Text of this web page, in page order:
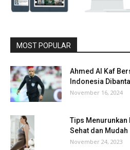
MOST POPULAR
Ahmed Al Kaf
Indonesia
November 16, 2024
Tips Menurunkan
Sehat dan Mudah
November 24, 2023